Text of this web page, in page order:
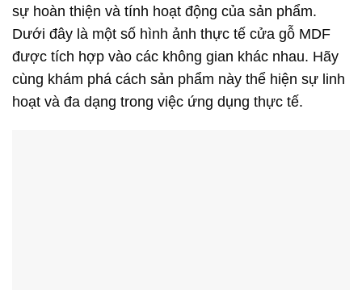
sự hoàn thiện và tính hoạt động của sản phẩm.
Dưới đây là một số hình ảnh thực tế cửa gỗ MDF
được tích hợp vào các không gian khác nhau. Hãy
cùng khám phá cách sản phẩm này thể hiện sự linh
hoạt và đa dạng trong việc ứng dụng thực tế.